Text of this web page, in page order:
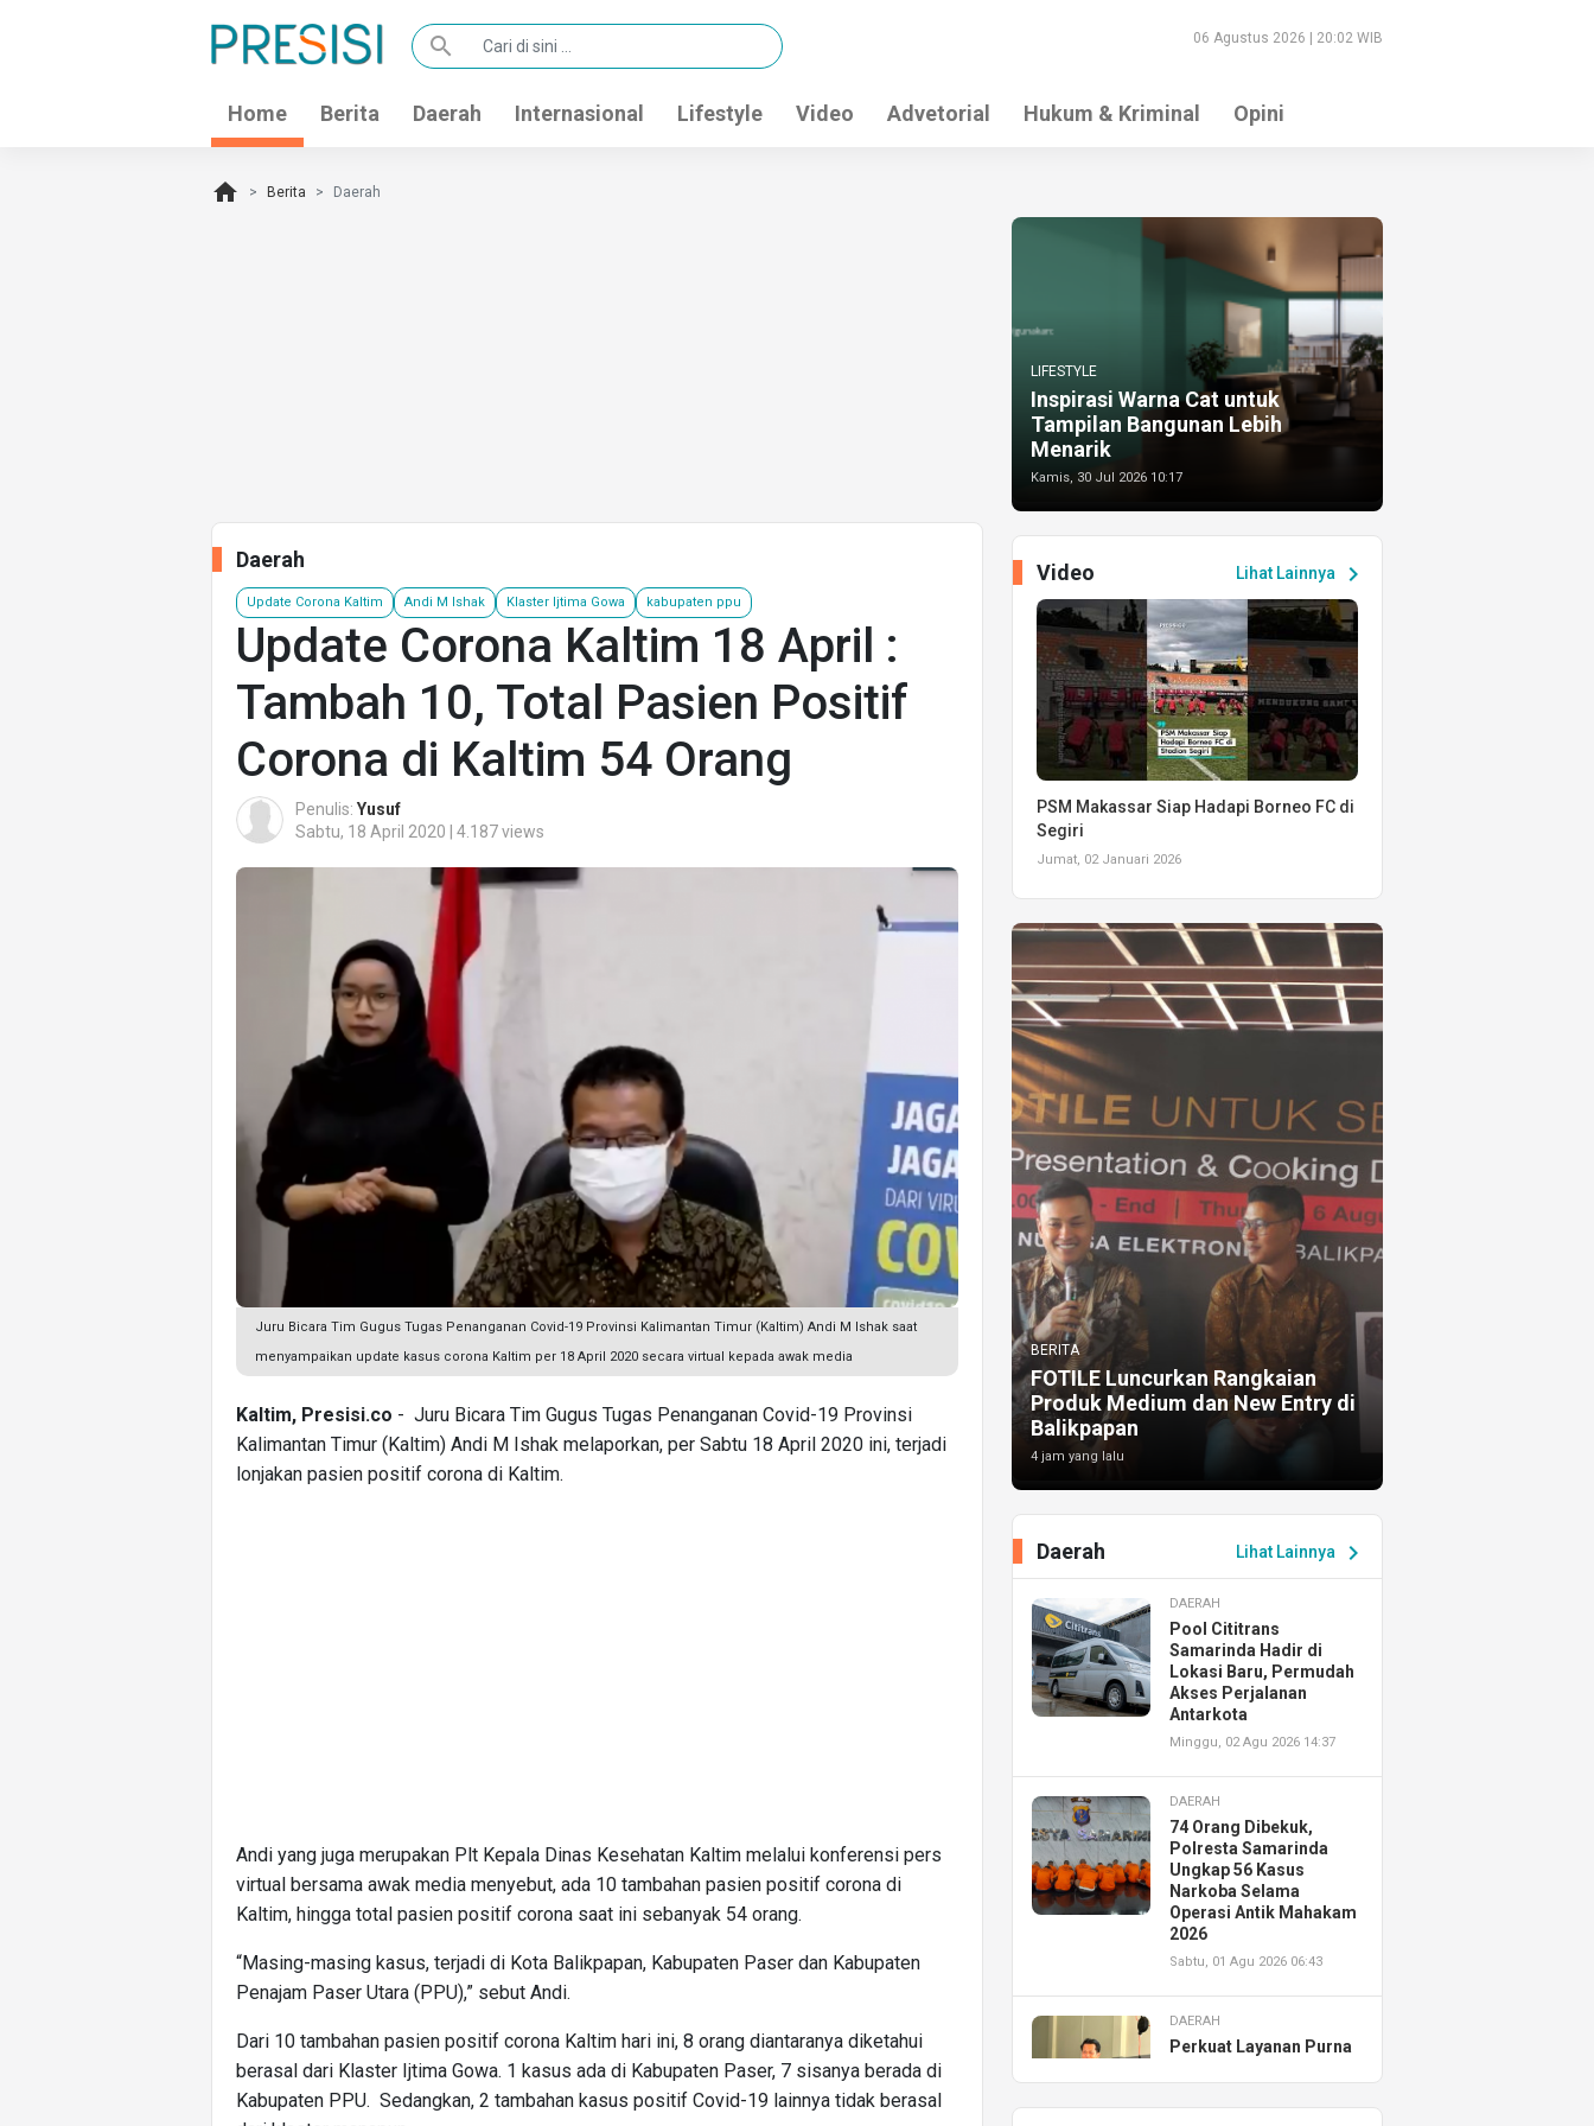
search 06 Agustus 2026 | 20:02 WIB
Home Berita Daerah Internasional Lifestyle Video Advetorial Hukum & Kriminal Opini
home Berita Daerah
Daerah
Update Corona Kaltim Andi M Ishak Klaster Ijtima Gowa kabupaten ppu
Update Corona Kaltim 18 April :
Tambah 10, Total Pasien Positif
Corona di Kaltim 54 Orang
Penulis: Yusuf
Sabtu, 18 April 2020 | 4.187 views
Juru Bicara Tim Gugus Tugas Penanganan Covid-19 Provinsi Kalimantan Timur (Kaltim) Andi M Ishak saat
menyampaikan update kasus corona Kaltim per 18 April 2020 secara virtual kepada awak media
Kaltim, Presisi.co - Juru Bicara Tim Gugus Tugas Penanganan Covid-19 Provinsi
Kalimantan Timur (Kaltim) Andi M Ishak melaporkan, per Sabtu 18 April 2020 ini, terjadi
lonjakan pasien positif corona di Kaltim.
Andi yang juga merupakan Plt Kepala Dinas Kesehatan Kaltim melalui konferensi pers
virtual bersama awak media menyebut, ada 10 tambahan pasien positif corona di
Kaltim, hingga total pasien positif corona saat ini sebanyak 54 orang.
“Masing-masing kasus, terjadi di Kota Balikpapan, Kabupaten Paser dan Kabupaten
Penajam Paser Utara (PPU),” sebut Andi.
Dari 10 tambahan pasien positif corona Kaltim hari ini, 8 orang diantaranya diketahui
berasal dari Klaster Ijtima Gowa. 1 kasus ada di Kabupaten Paser, 7 sisanya berada di
Kabupaten PPU. Sedangkan, 2 tambahan kasus positif Covid-19 lainnya tidak berasal
LIFESTYLE
Inspirasi Warna Cat untuk
Tampilan Bangunan Lebih
Menarik
Kamis, 30 Jul 2026 10:17
Lihat Lainnya chevron_right
Video
PSM Makassar Siap Hadapi Borneo FC di
Segiri
Jumat, 02 Januari 2026
BERITA
FOTILE Luncurkan Rangkaian
Produk Medium dan New Entry di
Balikpapan
4 jam yang lalu
Lihat Lainnya chevron_right
Daerah
DAERAH
Pool Cititrans
Samarinda Hadir di
Lokasi Baru, Permudah
Akses Perjalanan
Antarkota
Minggu, 02 Agu 2026 14:37
DAERAH
74 Orang Dibekuk,
Polresta Samarinda
Ungkap 56 Kasus
Narkoba Selama
Operasi Antik Mahakam
2026
Sabtu, 01 Agu 2026 06:43
DAERAH
Perkuat Layanan Purna
Resmikan AHASS